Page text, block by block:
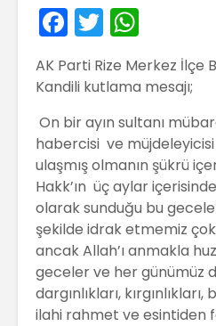
F
a
c
e
b
o
o
k
T
w
itt
h
a
ts
A
p
p
AK Parti Rize Merkez İlçe
Kandili kutlama mesajı;
On bir ayın sultanı
habercisi ve
ulaşmış olmanın şükrü
Hakk’ın üç aylar
olarak sunduğu bu
şekilde idrak etmemiz
ancak Allah’ı anmakla
geceler ve her günümüz
dargınlıkları,
ilahi rahmet ve esintiden